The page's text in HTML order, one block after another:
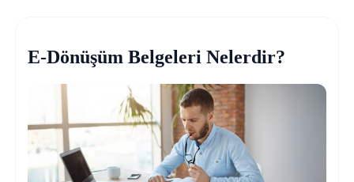
E-Dönüşüm Belgeleri Nelerdir?